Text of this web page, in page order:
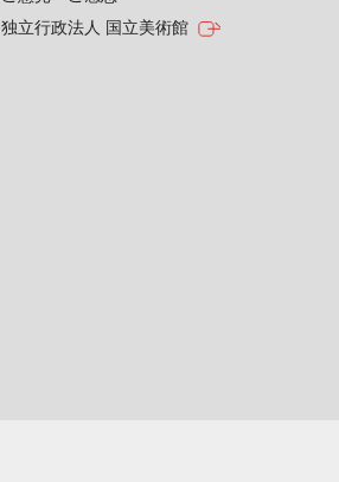
独立行政法人 国立美術館